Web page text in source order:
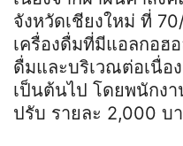
จังหวัดเชียงใหม่ ที่
เครื่องดื่มที่มีแอลกอฮ
ดื่มและบริเวณต่อเนื่อ
เป็นต้นไป โดยพนักง
ปรับ รายละ 2,000 บ